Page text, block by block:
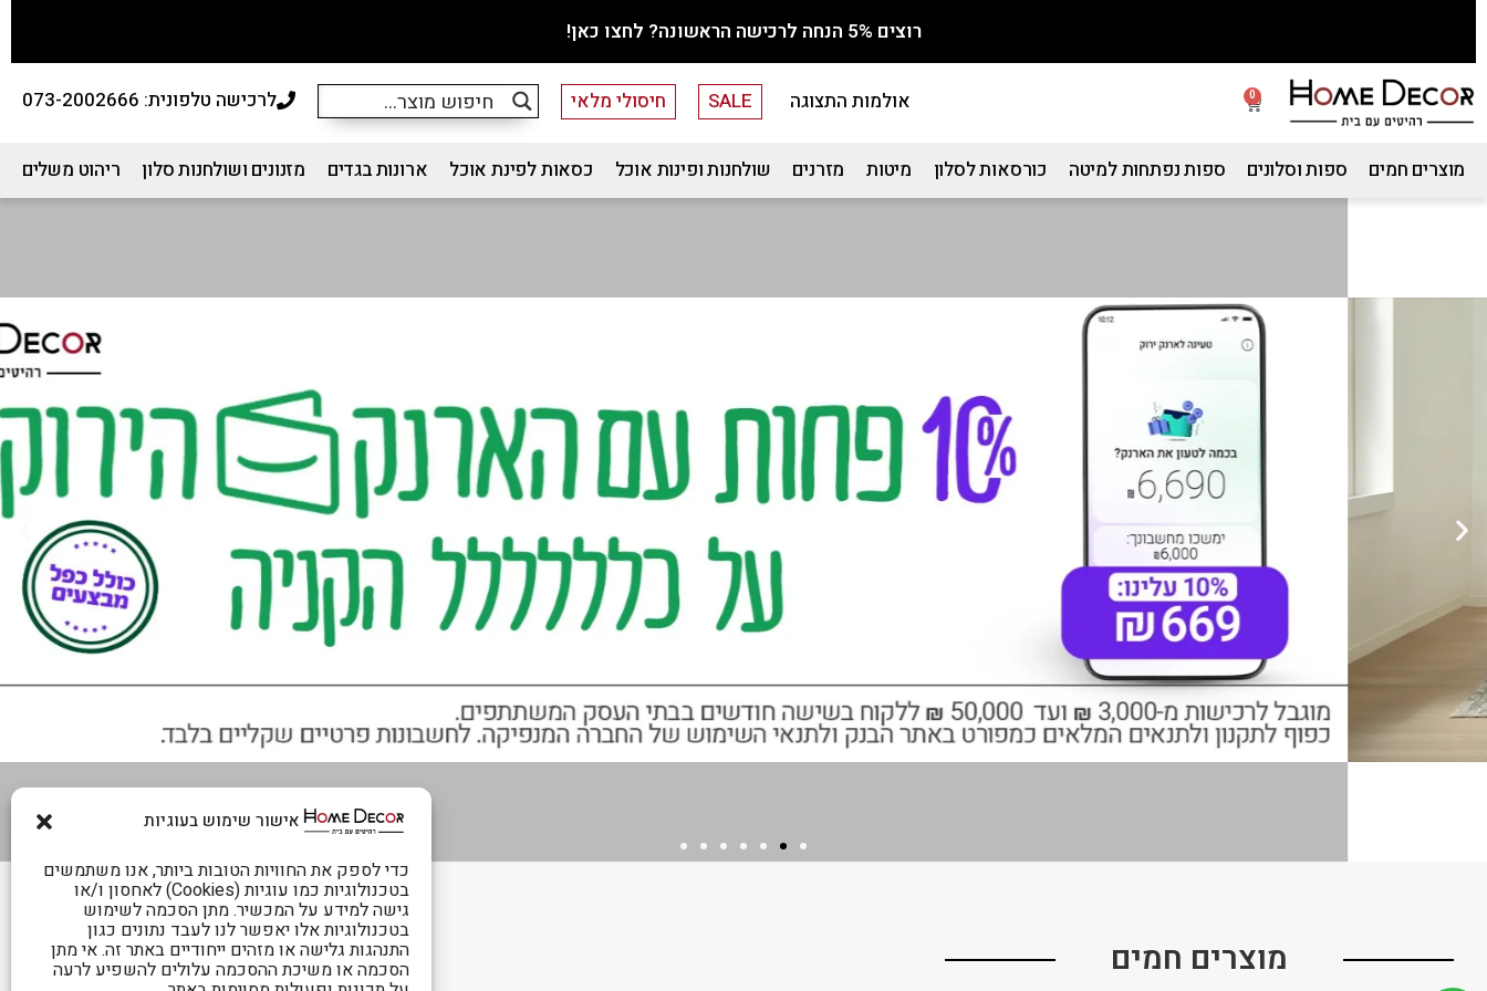
אישור שימוש בעוגיות
כדי לספק את החוויות הטובות ביותר, אנו משתמשים
בטכנולוגיות כמו עוגיות (Cookies) לאחסון ו/או
גישה למידע על המכשיר. מתן הסכמה לשימוש
בטכנולוגיות אלו יאפשר לנו לעבד נתונים כגון
התנהגות גלישה או מזהים ייחודיים באתר זה. אי מתן
הסכמה או משיכת ההסכמה עלולים להשפיע לרעה
רוצים 5% הנחה לרכישה הראשונה? לחצו כאן!
0 אולמות התצוגה SALE חיסולי מלאי לרכישה טלפונית: 073-2002666
מוצרים חמים ספות וסלונים ספות נפתחות למיטה כורסאות לסלון מיטות מזרנים שולחנות ופינות אוכל כסאות לפינת אוכל ארונות בגדים מזנונים ושולחנות סלון ריהוט משלים
מוצרים חמים